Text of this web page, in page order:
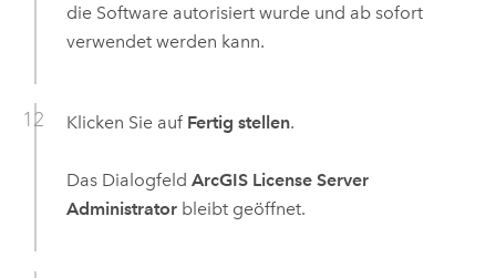
die Software autorisiert wurde und ab sofort
verwendet werden kann.
Klicken Sie auf Fertig stellen.
Das Dialogfeld ArcGIS License Server
Administratorbleibt geöffnet.